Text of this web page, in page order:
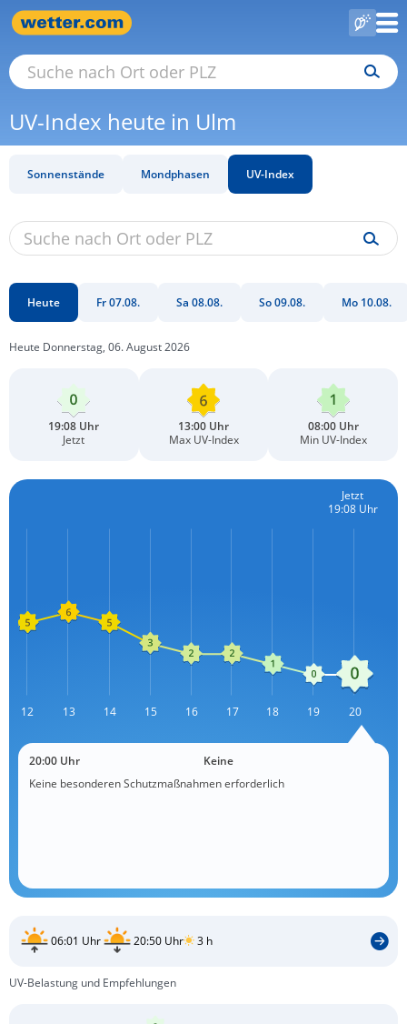
UV-Index heute in Ulm
Sonnenstände Mondphasen UV-Index
Heute Fr 07.08. Sa 08.08. So 09.08. Mo 10.08.
Heute Donnerstag, 06. August 2026
19:08 Uhr
Jetzt
13:00 Uhr
Max UV-Index
08:00 Uhr
Min UV-Index
Jetzt
19:08 Uhr
12 13 14 15 16 17 18 19 20
20:00 Uhr
Keine
Keine besonderen Schutzmaßnahmen erforderlich
06:01 Uhr 20:50 Uhr 3 h
UV-Belastung und Empfehlungen